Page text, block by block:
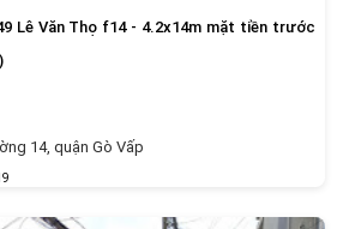
Lê Văn Thọ f14 - 4.2x14m mặt tiền trước
14, quận Gò Vấp